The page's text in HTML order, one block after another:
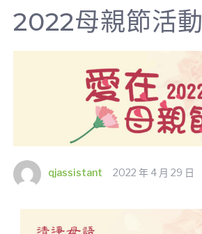
2022母親節活動
qjassistant 2022 年 4 月 29 日